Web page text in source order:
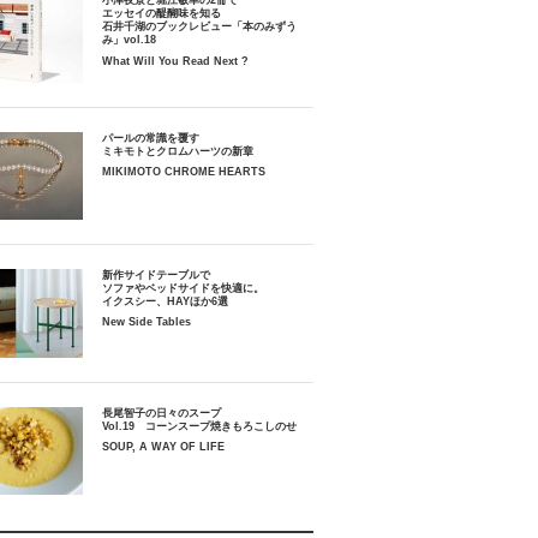
エッセイの醍醐味を知る
石井千湖のブックレビュー「本のみずう
み」vol.18
What Will You Read Next ?
パールの常識を覆す
ミキモトとクロムハーツの新章
MIKIMOTO CHROME HEARTS
新作サイドテーブルで
ソファやベッドサイドを快適に。
イクスシー、HAYほか6選
New Side Tables
長尾智子の日々のスープ
Vol.19 コーンスープ焼きもろこしのせ
SOUP, A WAY OF LIFE